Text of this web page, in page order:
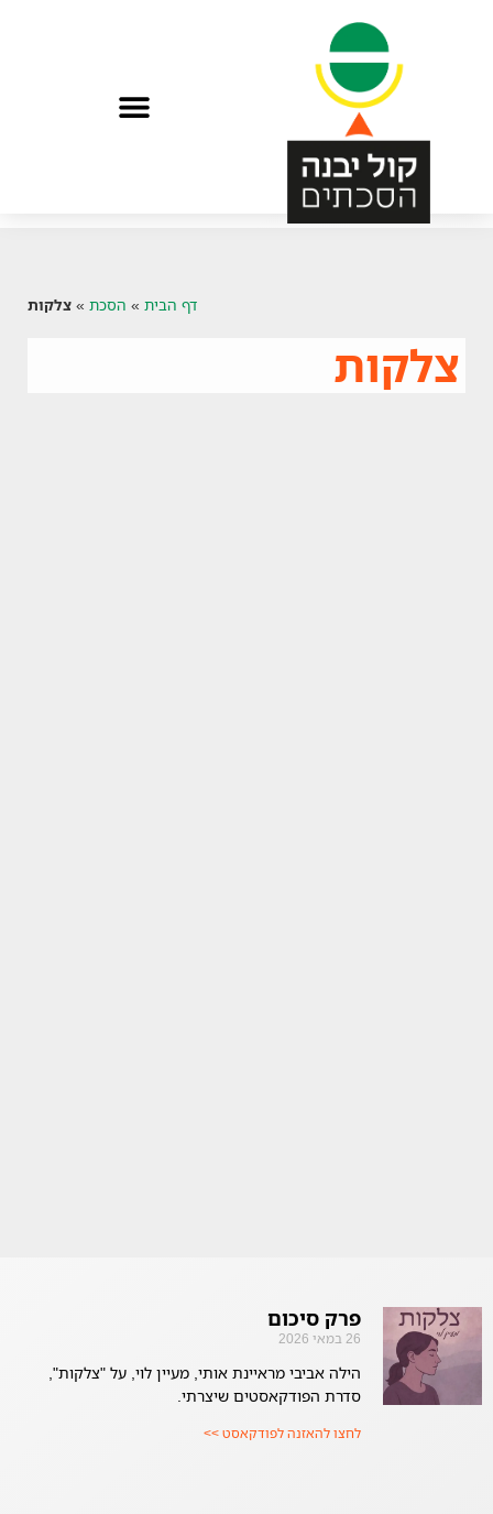
דף הבית » הסכת » צלקות
צלקות
פרק סיכום
26 במאי 2026
הילה אביבי מראיינת אותי, מעיין לוי, על "צלקות",
סדרת הפודקאסטים שיצרתי.
לחצו להאזנה לפודקאסט >>